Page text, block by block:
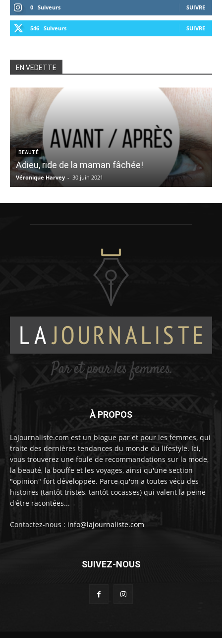
0 Suiveurs SUIVRE
546 Suiveurs SUIVRE
EN VEDETTE
BEAUTÉ
Adieu, ride de la maman fâchée!
Véronique Harvey - 30 juin 2021
À PROPOS
LaJournaliste.com est un blogue par et pour les femmes, qui
traite des dernières tendances du monde du lifestyle. Ici,
vous trouverez une foule de recommandations sur la mode,
la beauté, la bouffe et les voyages, ainsi qu'une section
"opinion" fort développée. Parce qu'on a toutes vécu des
histoires (tantôt tristes, tantôt cocasses) qui valent la peine
d'être racontées...
Contactez-nous : info@lajournaliste.com
SUIVEZ-NOUS